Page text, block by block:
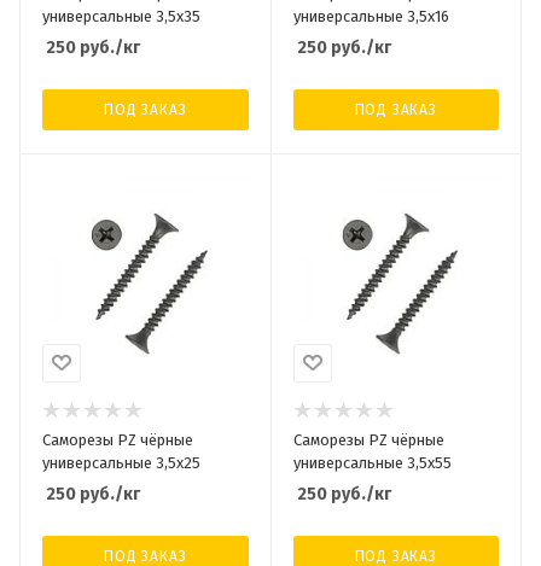
универсальные 3,5х35
250 руб./кг
ПОД ЗАКАЗ
универсальные 3,5х16
250руб./кг
ПОД ЗАКАЗ
Саморезы PZ чёрные
универсальные 3,5х25
250 руб./кг
ПОД ЗАКАЗ
Саморезы PZ чёрные
универсальные 3,5х55
250руб./кг
ПОД ЗАКАЗ